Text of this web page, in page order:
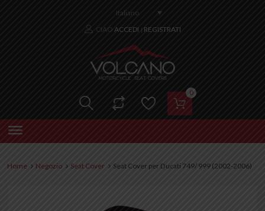
Italiano
CIAO ACCEDI | REGISTRATI
0
Home Negozio Seat Cover Seat Cover per Ducati 749/ 999 (2002-2006)